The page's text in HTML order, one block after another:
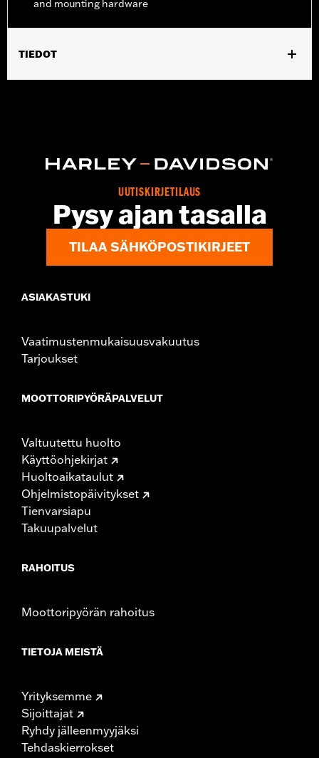
and mounting hardware
TIEDOT
Sold Separately:Saddlebag Speaker Kit
Left & Right Saddlebag Speaker Lids only
UUTISKIRJETILAUS
Pysy ajan tasalla
TILAA SÄHKÖPOSTIKIRJEET
ASIAKASTUKI
Vaatimustenmukaisuusvakuutus
Tarjoukset
MOOTTORIPYÖRÄPALVELUT
Valtuutettu huolto
Käyttöohjekirjat
Huoltoaikataulut
Ohjelmistopäivitykset
Tienvarsiapu
Takuupalvelut
RAHOITUS
Moottoripyörän rahoitus
TIETOJA MEISTÄ
Yrityksemme
Sijoittajat
Ryhdy jälleenmyyjäksi
Tehdaskierrokset